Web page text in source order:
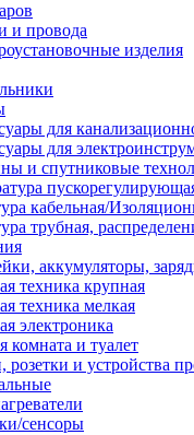
и провода
изделия
для
для
и спутниковые
кабельная/
трубная,
аккумуляторы,
техника крупная
техника мелкая
электроника
комната и туалет
розетки и устройства
сенсоры